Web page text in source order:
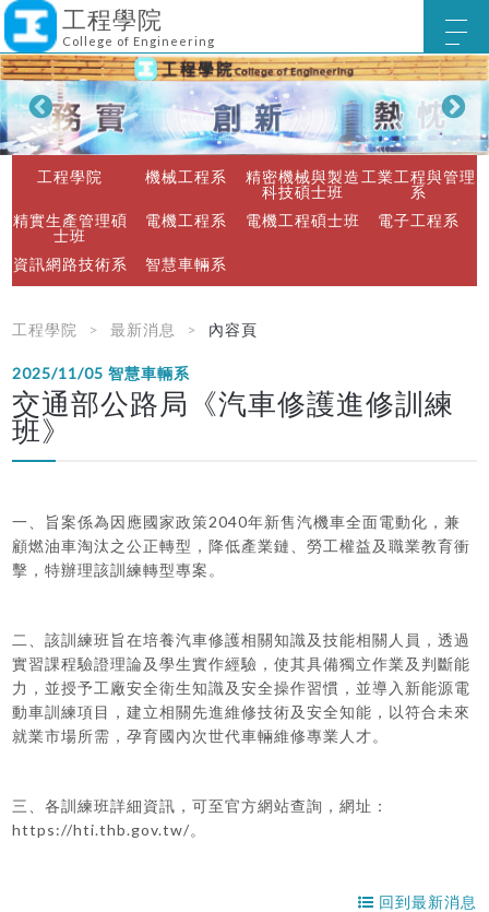
工程學院
College of Engineering
工程學院 機械工程系
精密機械與製造
科技碩士班
工業工程與管理
系
精實生產管理碩
士班
電機工程系 電機工程碩士班 電子工程系
資訊網路技術系 智慧車輛系
工程學院 最新消息 內容頁
2025/11/05智慧車輛系
交通部公路局《汽車修護進修訓練
班》
一、旨案係為因應國家政策2040年新售汽機車全面電動化，兼
顧燃油車淘汰之公正轉型，降低產業鏈、勞工權益及職業教育衝
擊，特辦理該訓練轉型專案。
二、該訓練班旨在培養汽車修護相關知識及技能相關人員，透過
實習課程驗證理論及學生實作經驗，使其具備獨立作業及判斷能
力，並授予工廠安全衛生知識及安全操作習慣，並導入新能源電
動車訓練項目，建立相關先進維修技術及安全知能，以符合未來
就業市場所需，孕育國內次世代車輛維修專業人才。
三、各訓練班詳細資訊，可至官方網站查詢，網址：
https://hti.thb.gov.tw/。
回到最新消息